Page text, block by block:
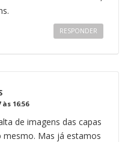
RESPONDER
16:56
de imagens das capas
mesmo. Mas já estamos